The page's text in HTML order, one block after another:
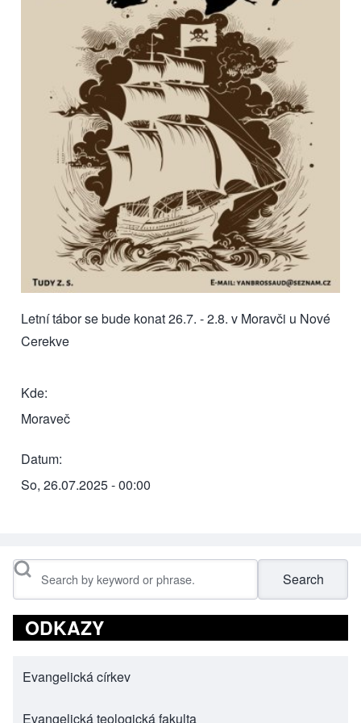
Letní tábor se bude konat 26.7. - 2.8. v Moravči u Nové
Cerekve
Kde
Moraveč
Datum
So, 26.07.2025 - 00:00
Search
ODKAZY
Evangelická církev
(opens in new tab)
Evangelická teologická fakulta
(opens in new tab)